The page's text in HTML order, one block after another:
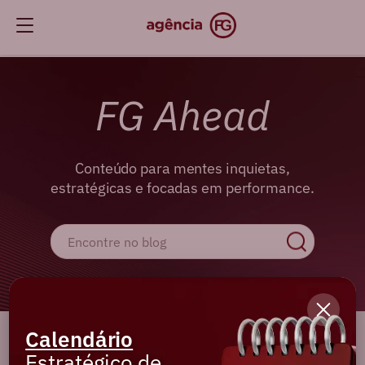
FG Ahead
Conteúdo para mentes inquietas,
estratégicas e focadas em performance.
Cadastre-se e receba os melhores
Calendário